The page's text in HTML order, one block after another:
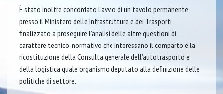
È stato inoltre concordato l’avvio di un tavolo permanente
presso il Ministero delle Infrastrutture e dei Trasporti
finalizzato a proseguire l’analisi delle altre questioni di
carattere tecnico-normativo che interessano il comparto e la
ricostituzione della Consulta generale dell’autotrasporto e
della logistica quale organismo deputato alla definizione delle
politiche di settore.